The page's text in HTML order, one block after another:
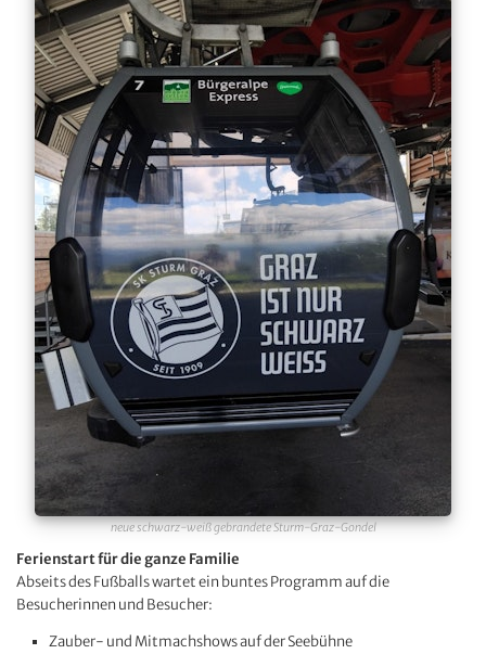
neue schwarz-weiß gebrandete Sturm-Graz-Gondel
Ferienstart für die ganze Familie
Abseits des Fußballs wartet ein buntes Programm auf die
Besucherinnen und Besucher:
Zauber- und Mitmachshows auf der Seebühne